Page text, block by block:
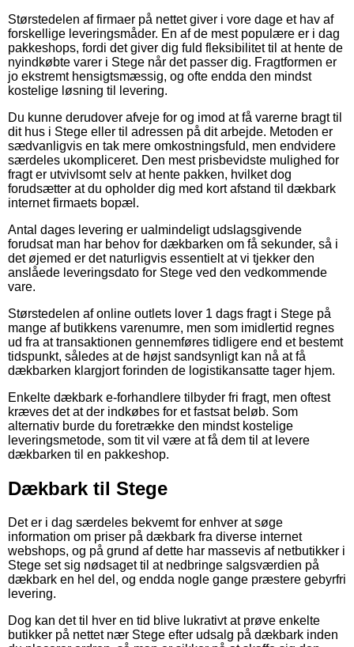
Størstedelen af firmaer på nettet giver i vore dage et hav af
forskellige leveringsmåder. En af de mest populære er i dag
pakkeshops, fordi det giver dig fuld fleksibilitet til at hente de
nyindkøbte varer i Stege når det passer dig. Fragtformen er
jo ekstremt hensigtsmæssig, og ofte endda den mindst
kostelige løsning til levering.
Du kunne derudover afveje for og imod at få varerne bragt til
dit hus i Stege eller til adressen på dit arbejde. Metoden er
sædvanligvis en tak mere omkostningsfuld, men endvidere
særdeles ukompliceret. Den mest prisbevidste mulighed for
fragt er utvivlsomt selv at hente pakken, hvilket dog
forudsætter at du opholder dig med kort afstand til dækbark
internet firmaets bopæl.
Antal dages levering er ualmindeligt udslagsgivende
forudsat man har behov for dækbarken om få sekunder, så i
det øjemed er det naturligvis essentielt at vi tjekker den
anslåede leveringsdato for Stege ved den vedkommende
vare.
Størstedelen af online outlets lover 1 dags fragt i Stege på
mange af butikkens varenumre, men som imidlertid regnes
ud fra at transaktionen gennemføres tidligere end et bestemt
tidspunkt, således at de højst sandsynligt kan nå at få
dækbarken klargjort forinden de logistikansatte tager hjem.
Enkelte dækbark e-forhandlere tilbyder fri fragt, men oftest
kræves det at der indkøbes for et fastsat beløb. Som
alternativ burde du foretrække den mindst kostelige
leveringsmetode, som tit vil være at få dem til at levere
dækbarken til en pakkeshop.
Dækbark til Stege
Det er i dag særdeles bekvemt for enhver at søge
information om priser på dækbark fra diverse internet
webshops, og på grund af dette har massevis af netbutikker i
Stege set sig nødsaget til at nedbringe salgsværdien på
dækbark en hel del, og endda nogle gange præstere gebyrfri
levering.
Dog kan det til hver en tid blive lukrativt at prøve enkelte
butikker på nettet nær Stege efter udsalg på dækbark inden